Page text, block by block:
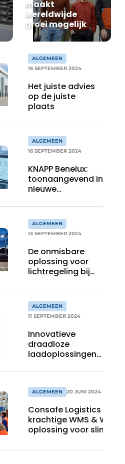
maakt
wereldwijde
groei mogelijk
ALGEMEEN
16 SEPTEMBER 2024
Het juiste advies
op de juiste
plaats
ALGEMEEN
16 SEPTEMBER 2024
KNAPP Benelux:
toonaangevend in
nieuwe
voor smart
warehousing
ALGEMEEN
13 SEPTEMBER 2024
De onmisbare
oplossing voor
lichtregeling bij
ALGEMEEN
11 SEPTEMBER 2024
Innovatieve
draadloze
laadoplossingen
AMR’s
ALGEMEEN 20 JUNI 2024
Consafe Logistics biedt
krachtige WMS & WCS-
oplossing voor slim